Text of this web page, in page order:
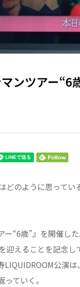
ンツアー“6
どのように思って
ー“6歳”』を開催し
迎えることを記念
LIQUIDROOM公演
ていく。